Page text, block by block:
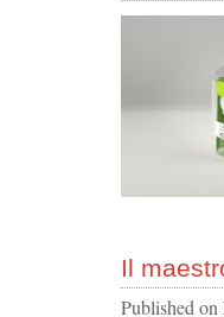
Il
Published on